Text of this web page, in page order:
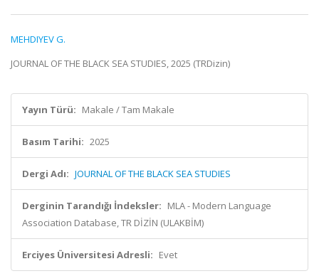
MEHDIYEV G.
JOURNAL OF THE BLACK SEA STUDIES, 2025 (TRDizin)
Yayın Türü: Makale / Tam Makale
Basım Tarihi: 2025
Dergi Adı: JOURNAL OF THE BLACK SEA STUDIES
Derginin Tarandığı İndeksler: MLA - Modern Language
Association Database, TR DİZİN (ULAKBİM)
Erciyes Üniversitesi Adresli: Evet